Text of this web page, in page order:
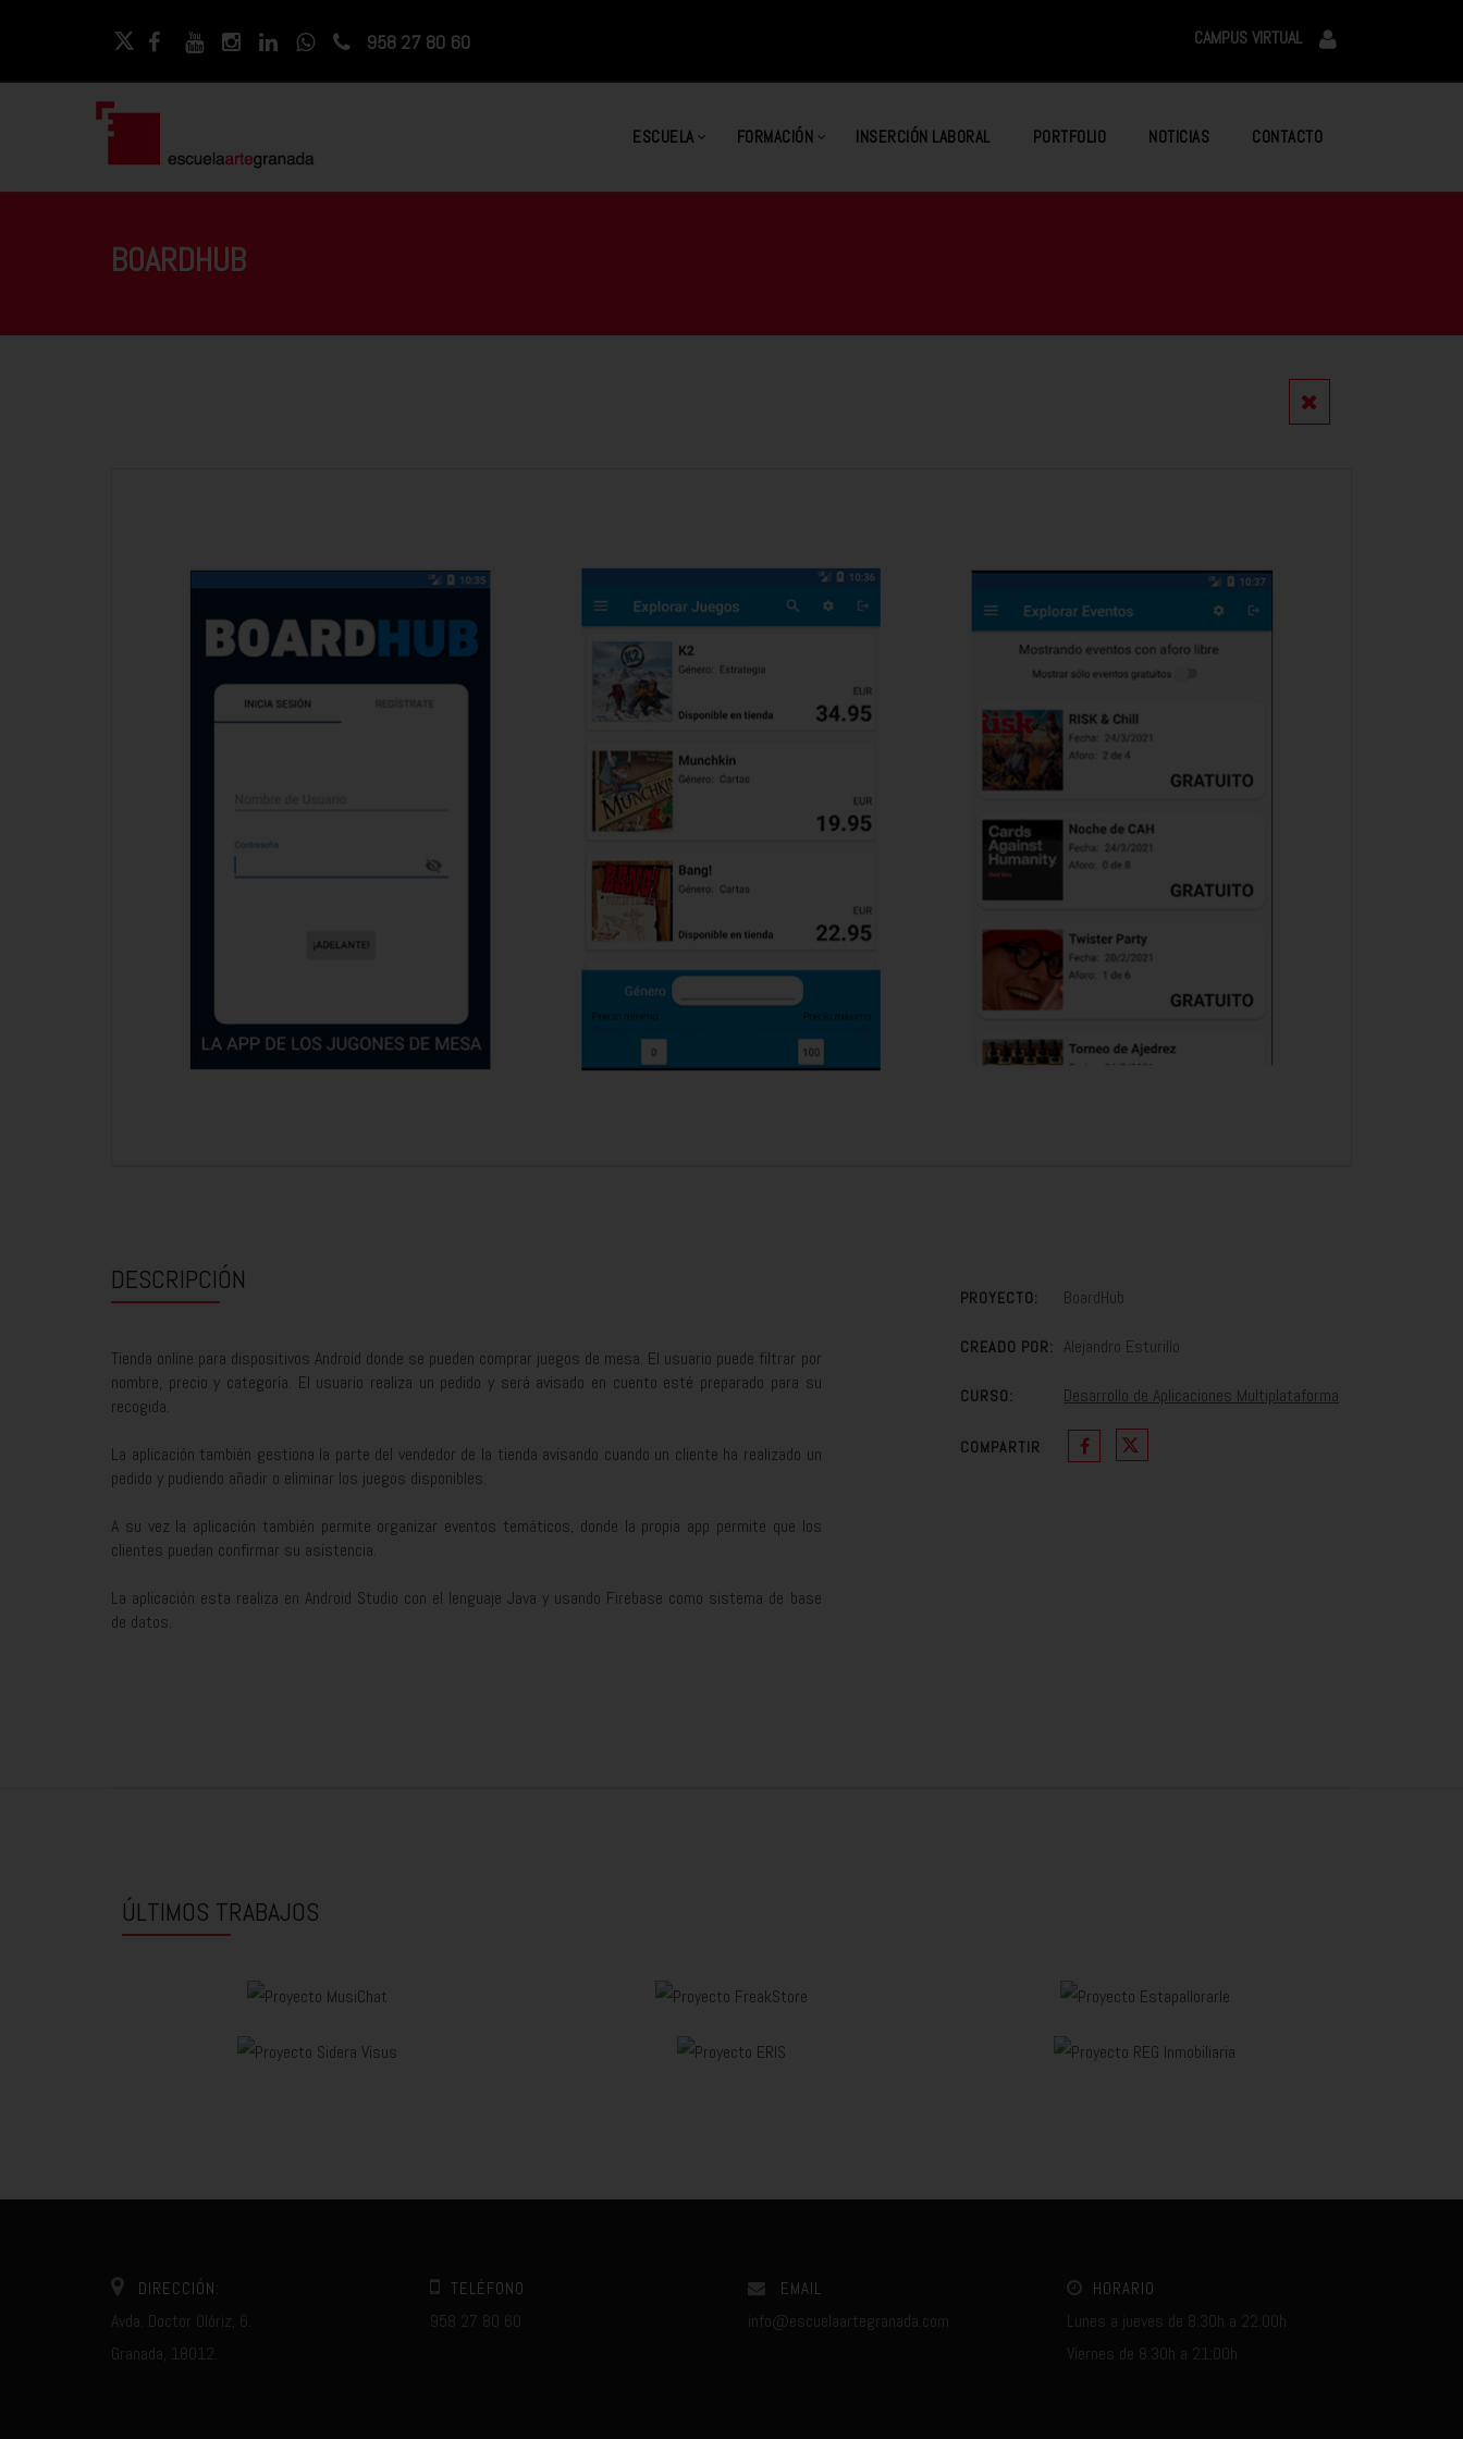
958 27 80 60 CAMPUS VIRTUAL
ESCUELA FORMACIÓN INSERCIÓN LABORAL PORTFOLIO NOTICIAS CONTACTO
BOARDHUB
DESCRIPCIÓN
Tienda online para dispositivos Android donde se pueden comprar juegos de mesa. El usuario puede filtrar por
nombre, precio y categoría. El usuario realiza un pedido y será avisado en cuento esté preparado para su
recogida.
La aplicación también gestiona la parte del vendedor de la tienda avisando cuando un cliente ha realizado un
pedido y pudiendo añadir o eliminar los juegos disponibles.
A su vez la aplicación también permite organizar eventos temáticos, donde la propia app permite que los
clientes puedan confirmar su asistencia.
La aplicación esta realiza en Android Studio con el lenguaje Java y usando Firebase como sistema de base
de datos.
PROYECTO: BoardHub
CREADO POR: Alejandro Esturillo
CURSO: Desarrollo de Aplicaciones Multiplataforma
COMPARTIR
ÚLTIMOS TRABAJOS
DIRECCIÓN:
Avda. Doctor Olóriz, 6.
Granada, 18012.
TELÉFONO
958 27 80 60
EMAIL
info@escuelaartegranada.com
HORARIO
Lunes a jueves de 8:30h a 22:00h
Viernes de 8:30h a 21:00h